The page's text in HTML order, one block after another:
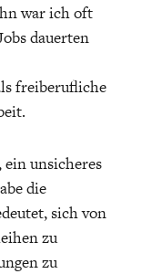
DER
war ich oft
dauerten
freiberufliche
unsicheres
die
sich von
zu
zu